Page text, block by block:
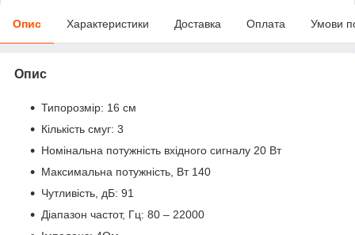
Опис Характеристики Доставка Оплата Умови
Опис
Типорозмір: 16 см
Кількість смуг: 3
Номінальна потужність вхідного сигналу 20 Вт
Максимальна потужність, Вт 140
Чутливість, дБ: 91
Діапазон частот, Гц: 80 – 22000